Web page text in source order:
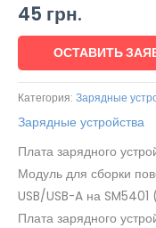
45 грн.
ОСТАВИТЬ
Категория: Зарядные
Зарядные устройства
Плата зарядного
Модуль для сборки
USB/USB-A на
Плата зарядного